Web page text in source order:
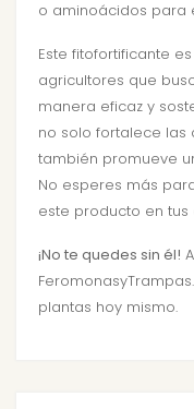
o aminoácidos para
Este fitofortificante
agricultores que
manera eficaz y
no solo fortalece las
también promueve
No esperes más
este producto en tus
¡No te quedes sin él!
plantas hoy mismo.